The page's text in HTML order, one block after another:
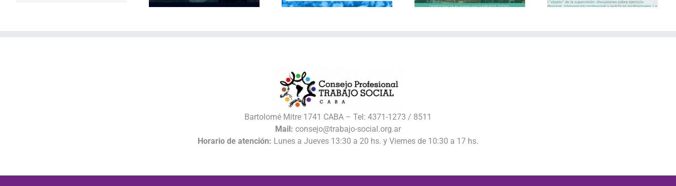
Bartolomé Mitre 1741 CABA – Tel: 4371-1273 / 8511
Mail: consejo@trabajo-social.org.ar
Horario de atención: Lunes a Jueves 13:30 a 20 hs. y Viernes de 10:30 a 17 hs.